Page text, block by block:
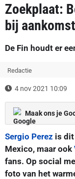
Zoekplaat:
bij
De Fin houdt er
Redactie
4 nov 2021 10:09
Maak ons je
Sergio Perez is dit
Mexico, maar ook
fans. Op social
foto van het